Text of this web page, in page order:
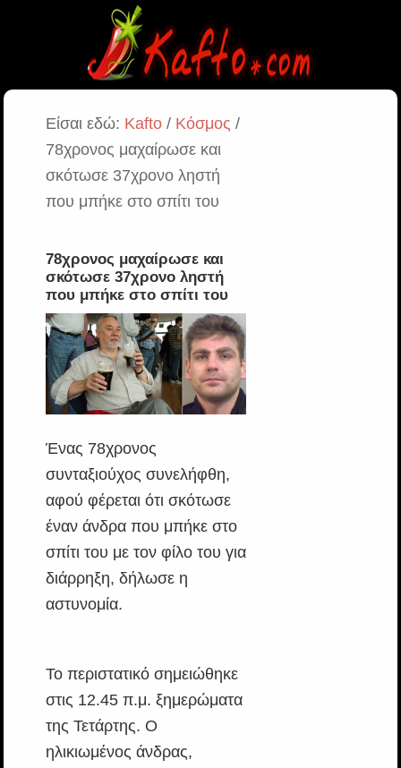
Είσαι εδώ: Kafto/ Κόσμος /
78χρονος μαχαίρωσε και
σκότωσε 37χρονο ληστή
που μπήκε στο σπίτι του
78χρονος μαχαίρωσε και
σκότωσε 37χρονο ληστή
που μπήκε στο σπίτι του
Ένας 78χρονος
συνταξιούχος συνελήφθη,
αφού φέρεται ότι σκότωσε
έναν άνδρα που μπήκε στο
σπίτι του με τον φίλο του για
διάρρηξη, δήλωσε η
αστυνομία.
Το περιστατικό σημειώθηκε
στις 12.45 π.μ. ξημερώματα
της Τετάρτης. Ο
ηλικιωμένος άνδρας,